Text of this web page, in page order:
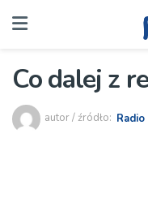
Co dalej z
autor / źródło: Radio